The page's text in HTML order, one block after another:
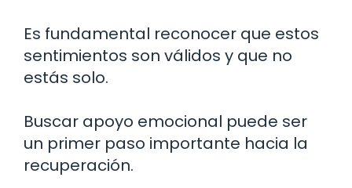
Es fundamental reconocer que estos
sentimientos son válidos y que no
estás solo.
Buscar apoyo emocional puede ser
un primer paso importante hacia la
recuperación.